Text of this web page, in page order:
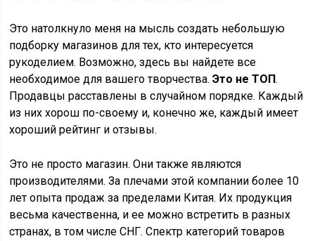
Это натолкнуло меня на мысль создать небольшую
подборку магазинов для тех, кто интересуется
рукоделием. Возможно, здесь вы найдете все
необходимое для вашего творчества.Это не ТОП.
Продавцы расставлены в случайном порядке. Каждый
из них хорош по-своему и, конечно же, каждый имеет
хороший рейтинг и отзывы.
Это не просто магазин. Они также являются
производителями. За плечами этой компании более 10
лет опыта продаж за пределами Китая. Их продукция
весьма качественна, и ее можно встретить в разных
странах, в том числе СНГ. Спектр категорий товаров